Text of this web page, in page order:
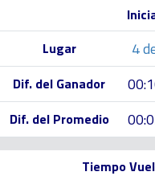
Lugar
4
Dif. del Ganador
Dif. del Promedio
Tiempo